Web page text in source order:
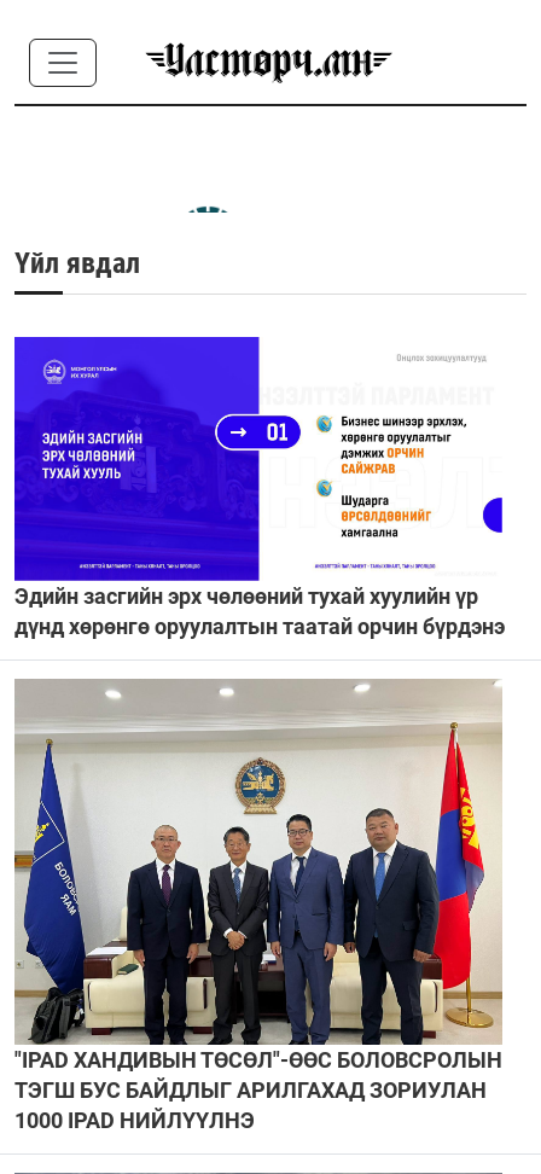
Үйл явдал
Эдийн засгийн эрх чөлөөний тухай хуулийн үр
дүнд хөрөнгө оруулалтын таатай орчин бүрдэнэ
"IPAD ХАНДИВЫН ТӨСӨЛ"-ӨӨС БОЛОВСРОЛЫН
ТЭГШ БУС БАЙДЛЫГ АРИЛГАХАД ЗОРИУЛАН
1000 IPAD НИЙЛҮҮЛНЭ